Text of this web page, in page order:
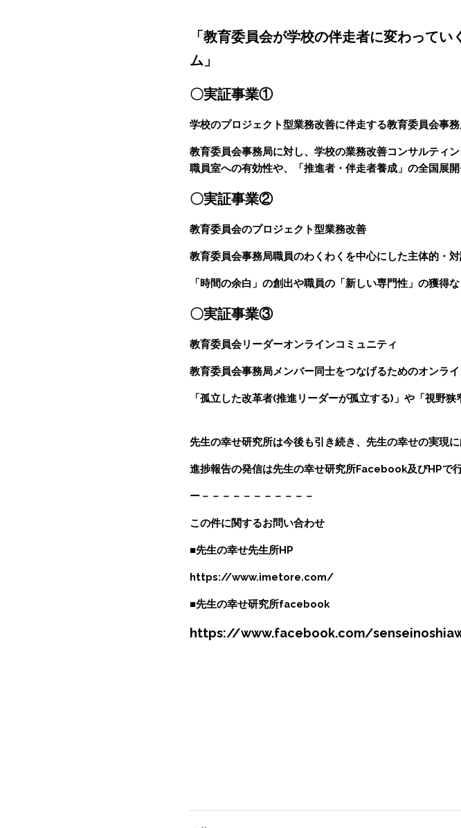
「教育委員会が学校の伴走者に変わって
ム」
〇実証事業①
学校のプロジェクト型業務改善に伴走する教育委員会事
教育委員会事務局に対し、学校の業務改善コンサルティ
職員室への有効性や、「推進者・伴走者養成」の全国展
〇実証事業②
教育委員会のプロジェクト型業務改善
教育委員会事務局職員のわくわくを中心にした主体的・
「時間の余白」の創出や職員の「新しい専門性」の獲得な
〇実証事業③
教育委員会リーダーオンラインコミュニティ
教育委員会事務局メンバー同士をつなげるためのオンラ
「孤立した改革者(推進リーダーが孤立する)」や「視野
先生の幸せ研究所は今後も引き続き、先生の幸せの実現
進捗報告の発信は先生の幸せ研究所Facebook及びHPで
ー－－－－－－－－－－－
この件に関するお問い合わせ
■先生の幸せ先生所HP
https://www.imetore.com/
■先生の幸せ研究所facebook
https://www.facebook.com/